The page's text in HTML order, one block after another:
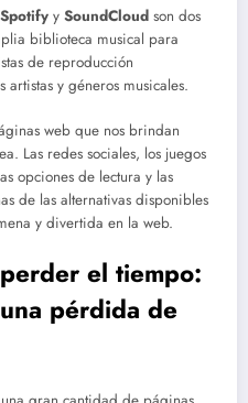
Spotify y SoundCloud son dos
biblioteca musical para
de reproducción
y géneros musicales.
web que nos brindan
Las redes sociales, los juegos
opciones de lectura y las
de las alternativas disponibles
y divertida en la web.
el tiempo:
pérdida de